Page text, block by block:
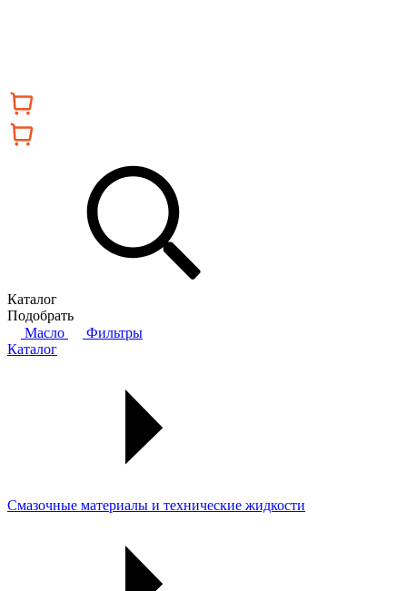
Каталог
Подобрать
Масло
Фильтры
Каталог
Смазочные материалы и технические жидкости